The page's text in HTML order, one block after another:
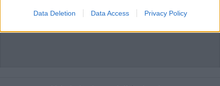
Data Deletion Data Access Privacy Policy